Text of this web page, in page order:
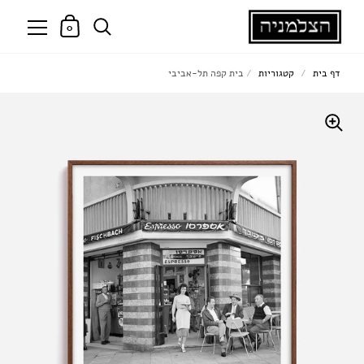
0
דף בית / קטגוריות / בית קפה תל-אביבי